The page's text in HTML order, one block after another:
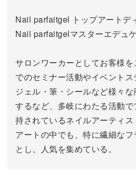
Nail parfaitgel トップアートデ
Nail parfaitgelマスターエデュ
サロンワーカーとしてお客様
でのセミナー活動やイベントス
ジェル・筆・シールなど様々
するなど、多岐にわたる活動
持されているネイルアーティス
アートの中でも、特に繊細な
とし、人気を集めている。